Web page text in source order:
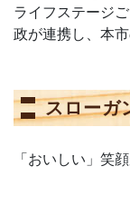
ライフステージ
政が連携し、本
スローガ
「おいしい」笑